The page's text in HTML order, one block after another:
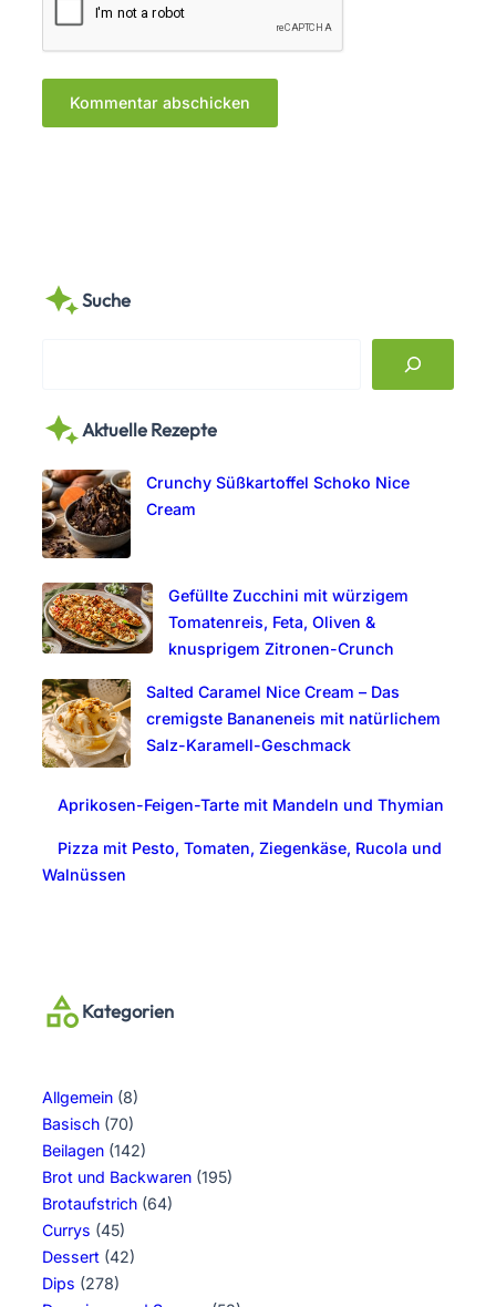
Suche
r
h
Aktuelle Rezepte
Crunchy Süßkartoffel Schoko Nice
Cream
Gefüllte Zucchini mit würzigem
Tomatenreis, Feta, Oliven &
knusprigem Zitronen-Crunch
Salted Caramel Nice Cream – Das
cremigste Bananeneis mit natürlichem
Salz-Karamell-Geschmack
Aprikosen-Feigen-Tarte mit Mandeln und Thymian
Pizza mit Pesto, Tomaten, Ziegenkäse, Rucola und
Walnüssen
Kategorien
Allgemein (8)
Basisch (70)
Beilagen (142)
Brot und Backwaren (195)
Brotaufstrich (64)
Currys (45)
Dessert (42)
Dips (278)